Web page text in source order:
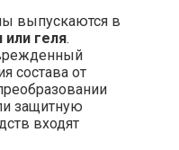
выпускаются в
геля.
состава от
защитную
входят